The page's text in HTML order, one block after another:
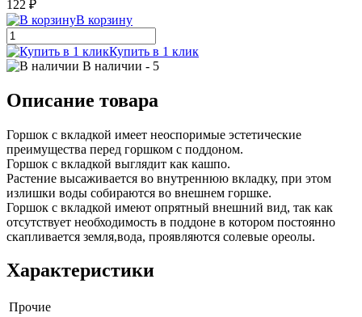
122 ₽
В корзину
Купить в 1 клик
В наличии - 5
Описание товара
Горшок с вкладкой имеет неоспоримые эстетические
преимущества перед горшком с поддоном.
Горшок с вкладкой выглядит как кашпо.
Растение высаживается во внутреннюю вкладку, при этом
излишки воды собираются во внешнем горшке.
Горшок с вкладкой имеют опрятный внешний вид, так как
отсутствует необходимость в поддоне в котором постоянно
скапливается земля,вода, проявляются солевые ореолы.
Характеристики
Прочие